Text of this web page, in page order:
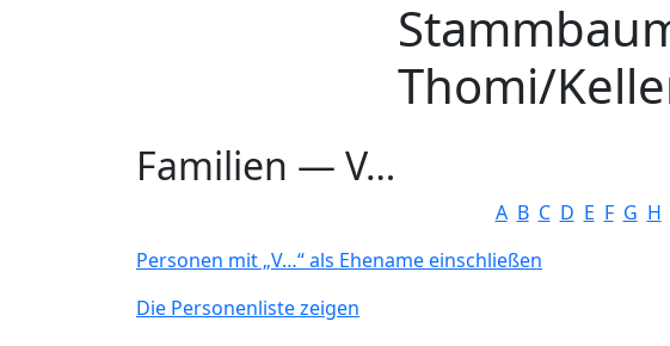
Thomi/
Familien — V…
A B C D E F G H
Personen mit „V…“ als Ehename einschließen
Die Personenliste zeigen